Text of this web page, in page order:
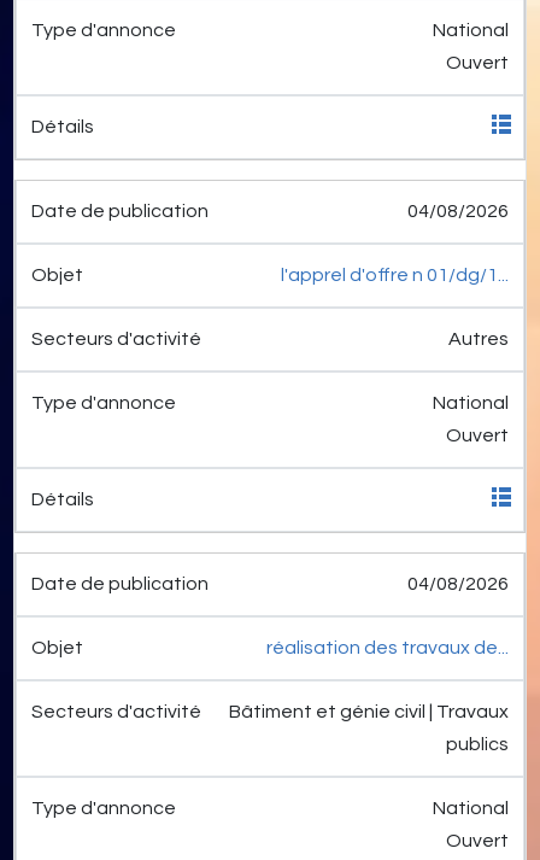
National
Ouvert
04/08/2026
l'apprel d'offre n 01/dg/1...
Autres
National
Ouvert
04/08/2026
réalisation des travaux de...
Bâtiment et génie civil | Travaux
publics
National
Ouvert